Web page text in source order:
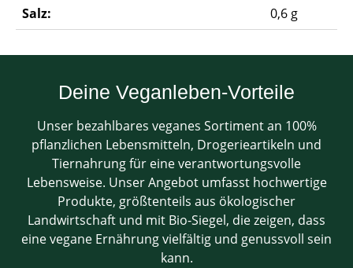
Salz:
0,6 g
Deine Veganleben-Vorteile
Unser bezahlbares veganes Sortiment an 100%
pflanzlichen Lebensmitteln, Drogerieartikeln und
Tiernahrung für eine verantwortungsvolle
Lebensweise. Unser Angebot umfasst hochwertige
Produkte, größtenteils aus ökologischer
Landwirtschaft und mit Bio-Siegel, die zeigen, dass
eine vegane Ernährung vielfältig und genussvoll sein
kann.